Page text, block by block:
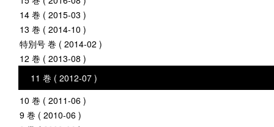
14 巻 ( 2015-03 )
13 巻 ( 2014-10 )
特別号 巻 ( 2014-02 )
12 巻 ( 2013-08 )
11 巻 ( 2012-07 )
10 巻 ( 2011-06 )
9 巻 ( 2010-06 )